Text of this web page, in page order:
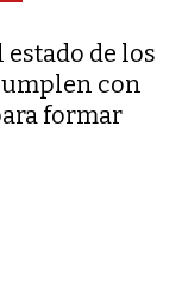
estado de los
con
formar